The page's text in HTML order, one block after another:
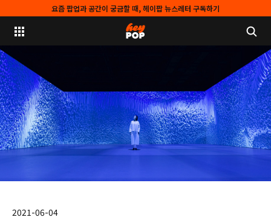
요즘 팝업과 공간이 궁금할 때, 헤이팝 뉴스레터 구독하기
2021-06-04